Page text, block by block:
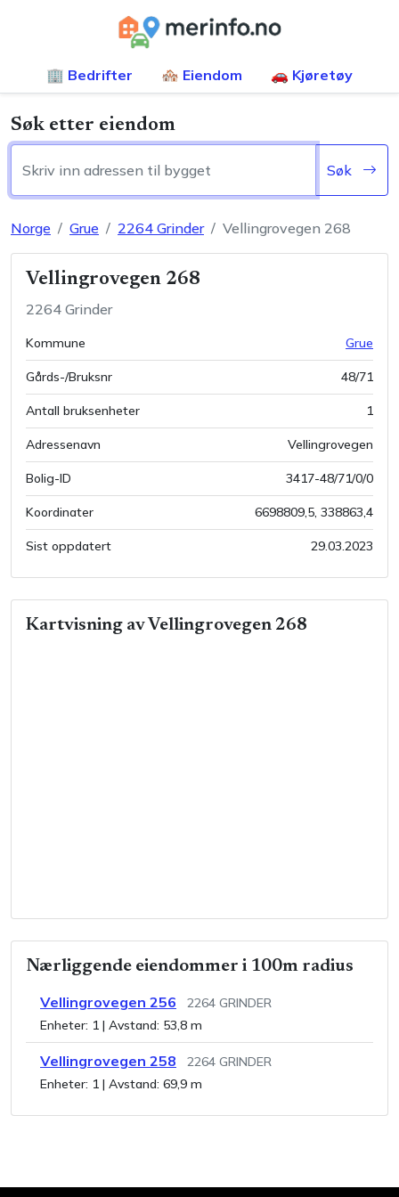
🏢 Bedrifter 🏘️ Eiendom 🚗 Kjøretøy
Søk etter eiendom
Søk
Norge Grue 2264 Grinder Vellingrovegen 268
Vellingrovegen 268
2264 Grinder
Kommune Grue
Gårds-/Bruksnr 48/71
Antall bruksenheter 1
Adressenavn Vellingrovegen
Bolig-ID 3417-48/71/0/0
Koordinater 6698809,5, 338863,4
Sist oppdatert 29.03.2023
Kartvisning av Vellingrovegen 268
Nærliggende eiendommer i 100m radius
Vellingrovegen 256
2264 GRINDER
Enheter: 1 | Avstand: 53,8 m
Vellingrovegen 258 2264 GRINDER
Enheter: 1 | Avstand: 69,9 m